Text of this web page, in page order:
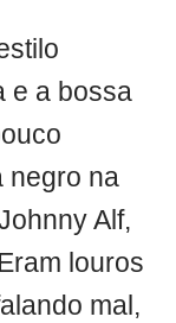
e a bossa
negro na
Alf,
louros
mal,